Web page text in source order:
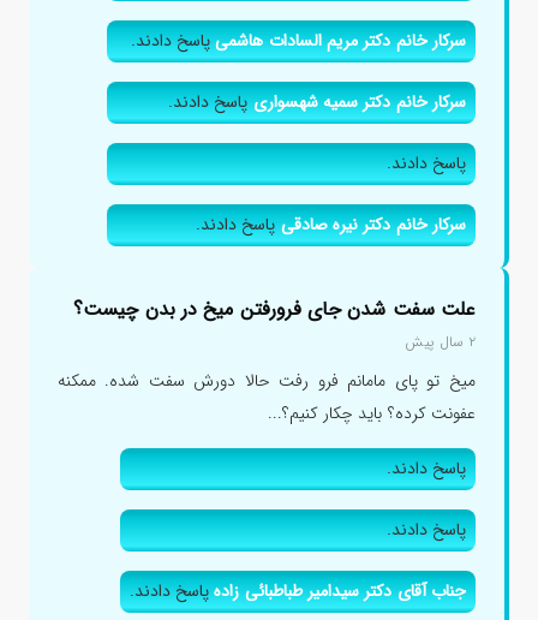
سرکار خانم دکتر مریم السادات هاشمیپاسخ دادند.
سرکار خانم دکتر سمیه شهسواریپاسخ دادند.
پاسخ دادند.
سرکار خانم دکتر نیره صادقیپاسخ دادند.
علت سفت شدن جای فرورفتن میخ در بدن چیست؟
۲ سال پیش
میخ تو پای مامانم فرو رفت حالا دورش سفت شده. ممکنه
عفونت کرده؟ باید چکار کنیم؟...
پاسخ دادند.
پاسخ دادند.
جناب آقای دکتر سیدامیر طباطبائی زادهپاسخ دادند.